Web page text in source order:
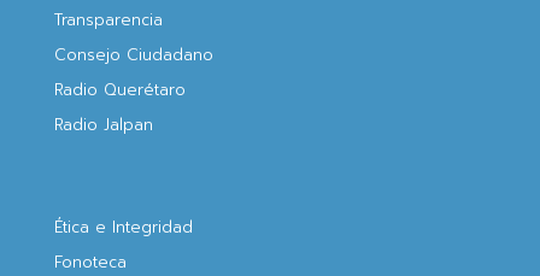
Transparencia
Consejo Ciudadano
Radio Querétaro
Radio Jalpan
Ética e Integridad
Fonoteca